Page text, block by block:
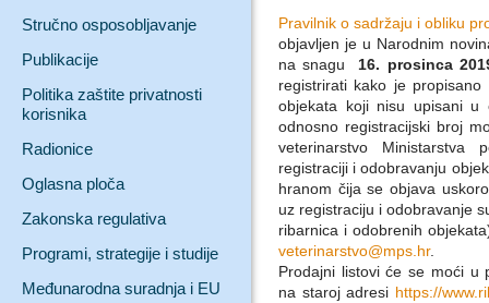
Stručno osposobljavanje
Publikacije
Politika zaštite privatnosti
korisnika
Radionice
Oglasna ploča
Zakonska regulativa
Programi, strategije i studije
Međunarodna suradnja i EU
Pravilnik o sadržaju i obliku
objavljen je u Narodnim
na snagu 16. prosinca
registrirati kako je
objekata koji nisu upisani u
odnosno registracijski broj
veterinarstvo Ministarstva
registraciji i odobravanju
hranom čija se objava
uz registraciju i odobravanje
ribarnica i odobrenih
veterinarstvo@mps.hr.
Prodajni listovi će se moći u
na staroj adresi https://